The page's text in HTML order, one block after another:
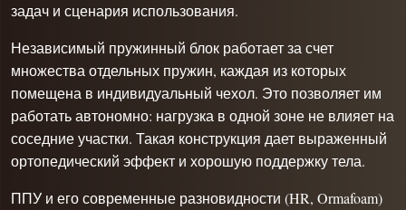
задач и сценария использования.
Независимый пружинный блок работает за счет
множества отдельных пружин, каждая из которых
помещена в индивидуальный чехол. Это позволяет им
работать автономно: нагрузка в одной зоне не влияет на
соседние участки. Такая конструкция дает выраженный
ортопедический эффект и хорошую поддержку тела.
ППУ и его современные разновидности (HR, Ormafoam)